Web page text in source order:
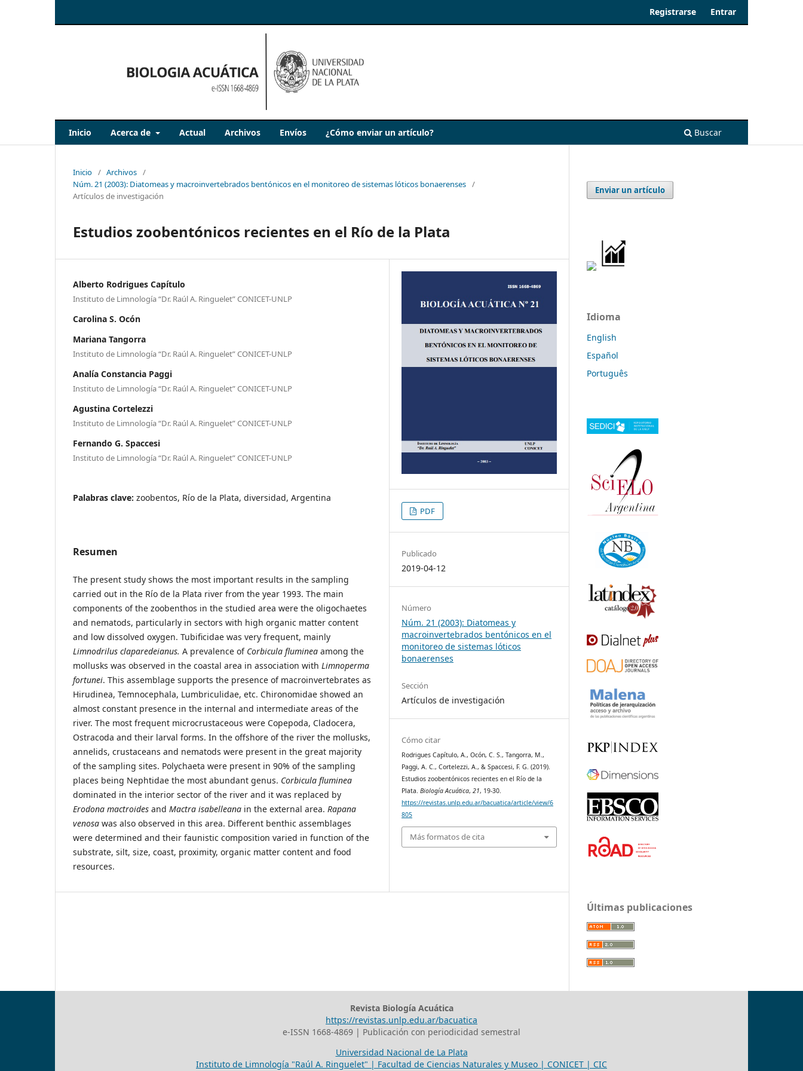
Inicio Acerca de Actual Archivos Envíos ¿Cómo enviar un artículo? Buscar
Registrarse Entrar
Inicio / Archivos /
Núm. 21 (2003): Diatomeas y macroinvertebrados bentónicos en el monitoreo de sistemas lóticos bonaerenses /
Artículos de investigación
Estudios zoobentónicos recientes en el Río de la Plata
Alberto Rodrigues Capítulo
Instituto de Limnología “Dr. Raúl A. Ringuelet” CONICET-UNLP
Carolina S. Ocón
Mariana Tangorra
Instituto de Limnología “Dr. Raúl A. Ringuelet” CONICET-UNLP
Analía Constancia Paggi
Instituto de Limnología “Dr. Raúl A. Ringuelet” CONICET-UNLP
Agustina Cortelezzi
Instituto de Limnología “Dr. Raúl A. Ringuelet” CONICET-UNLP
Fernando G. Spaccesi
Instituto de Limnología “Dr. Raúl A. Ringuelet” CONICET-UNLP
Palabras clave: zoobentos, Río de la Plata, diversidad, Argentina
Resumen
The present study shows the most important results in the sampling
carried out in the Río de la Plata river from the year 1993. The main
components of the zoobenthos in the studied area were the oligochaetes
and nematods, particularly in sectors with high organic matter content
and low dissolved oxygen. Tubificidae was very frequent, mainly
Limnodrilus claparedeianus. A prevalence of Corbicula fluminea among the
mollusks was observed in the coastal area in association with Limnoperma
fortunei. This assemblage supports the presence of macroinvertebrates as
Hirudinea, Temnocephala, Lumbriculidae, etc. Chironomidae showed an
almost constant presence in the internal and intermediate areas of the
river. The most frequent microcrustaceous were Copepoda, Cladocera,
Ostracoda and their larval forms. In the offshore of the river the mollusks,
annelids, crustaceans and nematods were present in the great majority
of the sampling sites. Polychaeta were present in 90% of the sampling
places being Nephtidae the most abundant genus. Corbicula fluminea
dominated in the interior sector of the river and it was replaced by
Erodona mactroides and Mactra isabelleana in the external area. Rapana
venosa was also observed in this area. Different benthic assemblages
were determined and their faunistic composition varied in function of the
substrate, silt, size, coast, proximity, organic matter content and food
resources.
PDF
Publicado
2019-04-12
Número
Núm. 21 (2003): Diatomeas y
macroinvertebrados bentónicos en el
monitoreo de sistemas lóticos
bonaerenses
Sección
Artículos de investigación
Cómo citar
Rodrigues Capítulo, A., Ocón, C. S., Tangorra, M.,
Paggi, A. C., Cortelezzi, A., & Spaccesi, F. G. (2019).
Estudios zoobentónicos recientes en el Río de la
Plata.Biología Acuática,21, 19-30.
https://revistas.unlp.edu.ar/bacuatica/article/view/6
805
Más formatos de cita
Enviar un artículo
Idioma
English
Español
Português
Últimas publicaciones
Revista Biología Acuática
https://revistas.unlp.edu.ar/bacuatica
e-ISSN 1668-4869 | Publicación con periodicidad semestral
Universidad Nacional de La Plata
Instituto de Limnología "Raúl A. Ringuelet" | Facultad de Ciencias Naturales y Museo | CONICET | CIC